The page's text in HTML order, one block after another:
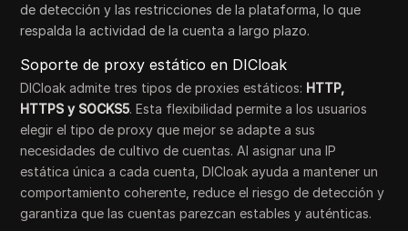
de detección y las restricciones de la plataforma, lo que
respalda la actividad de la cuenta a largo plazo.
Soporte de proxy estático en DICloak
DICloak admite tres tipos de proxies estáticos: HTTP,
HTTPS y SOCKS5. Esta flexibilidad permite a los usuarios
elegir el tipo de proxy que mejor se adapte a sus
necesidades de cultivo de cuentas. Al asignar una IP
estática única a cada cuenta, DICloak ayuda a mantener un
comportamiento coherente, reduce el riesgo de detección y
garantiza que las cuentas parezcan estables y auténticas.